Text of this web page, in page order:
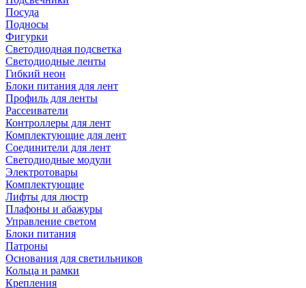
Посуда
Подносы
Фигурки
Светодиодная подсветка
Светодиодные ленты
Гибкий неон
Блоки питания для лент
Профиль для ленты
Рассеиватели
Контроллеры для лент
Комплектующие для лент
Соединители для лент
Светодиодные модули
Электротовары
Комплектующие
Лифты для люстр
Плафоны и абажуры
Управление светом
Блоки питания
Патроны
Основания для светильников
Кольца и рамки
Крепления